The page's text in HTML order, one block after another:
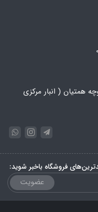
همتیان ( انبار مرکزی
فروشگاه باخبر شوید:
عضویت